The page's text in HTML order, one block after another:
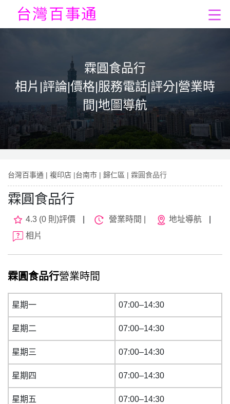
霖圓食品行
相片|評論|價格|服務電話|評分|營業時
間|地圖導航
台灣百事通 | 複印店 |台南市 | 歸仁區 | 霖圓食品行
霖圓食品行
4.3 (0 則)評價 營業時間 | 地址導航
相片
霖圓食品行營業時間
星期一 07:00–14:30
星期二 07:00–14:30
星期三 07:00–14:30
星期四 07:00–14:30
星期五 07:00–14:30